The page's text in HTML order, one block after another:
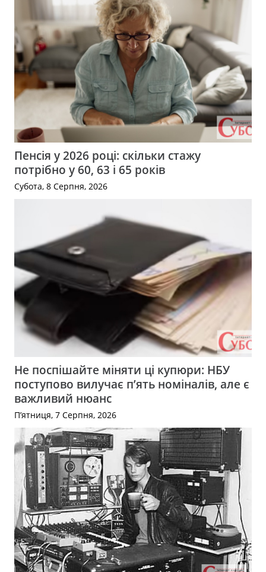
Пенсія у 2026 році: скільки стажу
потрібно у 60, 63 і 65 років
Субота, 8 Серпня, 2026
Не поспішайте міняти ці купюри: НБУ
поступово вилучає п’ять номіналів, але є
важливий нюанс
П’ятниця, 7 Серпня, 2026